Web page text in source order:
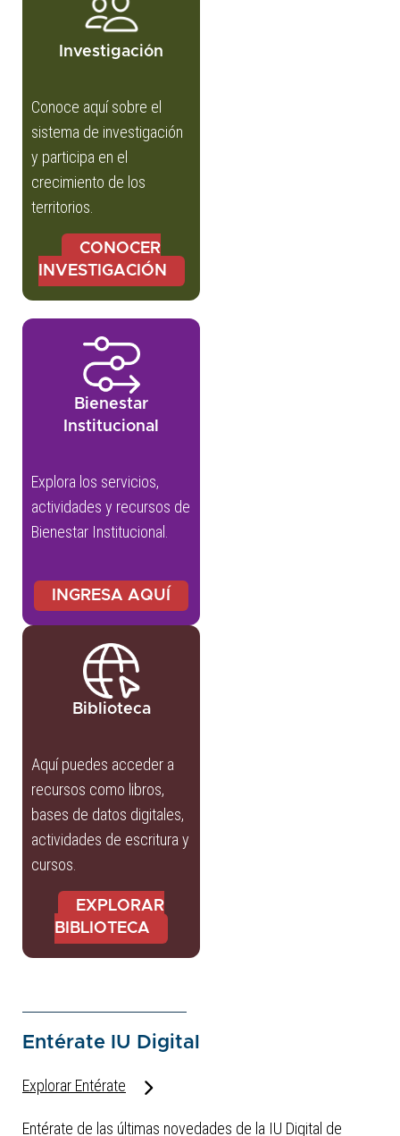
Investigación
Conoce aquí sobre el
sistema de investigación
y participa en el
crecimiento de los
territorios.
CONOCER
INVESTIGACIÓN
Bienestar
Institucional
Explora los servicios,
actividades y recursos de
Bienestar Institucional.
INGRESA AQUÍ
Biblioteca
Aquí puedes acceder a
recursos como libros,
bases de datos digitales,
actividades de escritura y
cursos.
EXPLORAR
BIBLIOTECA
Entérate IU Digital
Explorar Entérate
Entérate de las últimas novedades de la IU Digital de